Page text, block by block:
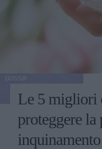
Le 5 migliori
proteggere la
inquinamento